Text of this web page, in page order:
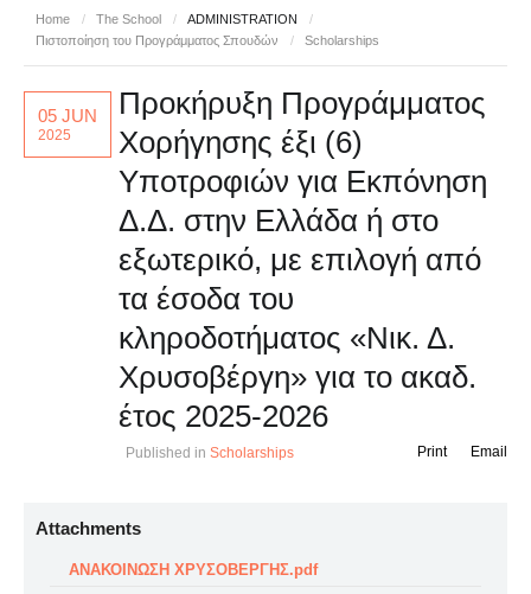
Home / The School / ADMINISTRATION
/
Πιστοποίηση του Προγράμματος Σπουδών
/ Scholarships
05 JUN
2025
Προκήρυξη Προγράμματος
Χορήγησης έξι (6)
Υποτροφιών για Εκπόνηση
Δ.Δ. στην Ελλάδα ή στο
εξωτερικό, με επιλογή από
τα έσοδα του
κληροδοτήματος «Νικ. Δ.
Χρυσοβέργη» για το ακαδ.
έτος 2025-2026
Published in Scholarships Email
Print
Attachments
ΑΝΑΚΟΙΝΩΣΗ ΧΡΥΣΟΒΕΡΓΗΣ.pdf